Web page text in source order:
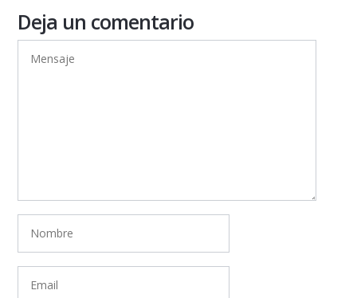
Deja un comentario